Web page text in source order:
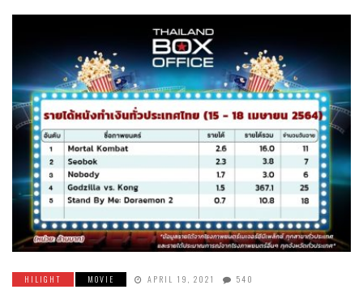
HILIGHT MOVIE APRIL 19, 2021 540